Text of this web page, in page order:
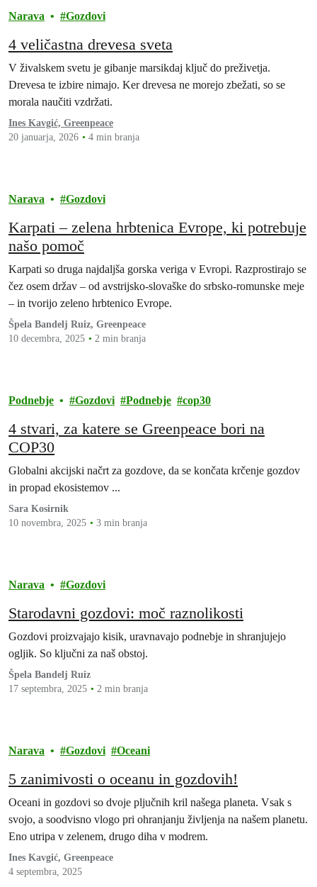
Narava Gozdovi
4 veličastna drevesa sveta
V živalskem svetu je gibanje marsikdaj ključ do preživetja.
Drevesa te izbire nimajo. Ker drevesa ne morejo zbežati, so se
morala naučiti vzdržati.
Ines Kavgić, Greenpeace
20 januarja, 2026
4 min branja
Narava Gozdovi
Karpati – zelena hrbtenica Evrope, ki potrebuje
našo pomoč
Karpati so druga najdaljša gorska veriga v Evropi. Razprostirajo se
čez osem držav – od avstrijsko-slovaške do srbsko-romunske meje
– in tvorijo zeleno hrbtenico Evrope.
Špela Bandelj Ruiz, Greenpeace
10 decembra, 2025
2 min branja
Podnebje Gozdovi Podnebje cop30
4 stvari, za katere se Greenpeace bori na
COP30
Globalni akcijski načrt za gozdove, da se končata krčenje gozdov
in propad ekosistemov ...
Sara Kosirnik
10 novembra, 2025
3 min branja
Narava Gozdovi
Starodavni gozdovi: moč raznolikosti
Gozdovi proizvajajo kisik, uravnavajo podnebje in shranjujejo
ogljik. So ključni za naš obstoj.
Špela Bandelj Ruiz
17 septembra, 2025
2 min branja
Narava Gozdovi Oceani
5 zanimivosti o oceanu in gozdovih!
Oceani in gozdovi so dvoje pljučnih kril našega planeta. Vsak s
svojo, a soodvisno vlogo pri ohranjanju življenja na našem planetu.
Eno utripa v zelenem, drugo diha v modrem.
Ines Kavgić, Greenpeace
4 septembra, 2025